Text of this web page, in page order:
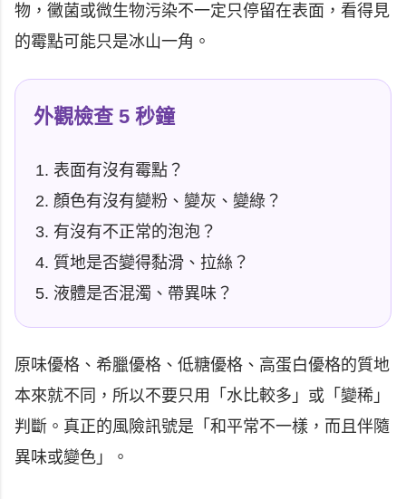
物，黴菌或微生物污染不一定只停留在表面，看得見
的霉點可能只是冰山一角。
外觀檢查 5 秒鐘
表面有沒有霉點？
顏色有沒有變粉、變灰、變綠？
有沒有不正常的泡泡？
質地是否變得黏滑、拉絲？
液體是否混濁、帶異味？
原味優格、希臘優格、低糖優格、高蛋白優格的質地
本來就不同，所以不要只用「水比較多」或「變稀」
判斷。真正的風險訊號是「和平常不一樣，而且伴隨
異味或變色」。